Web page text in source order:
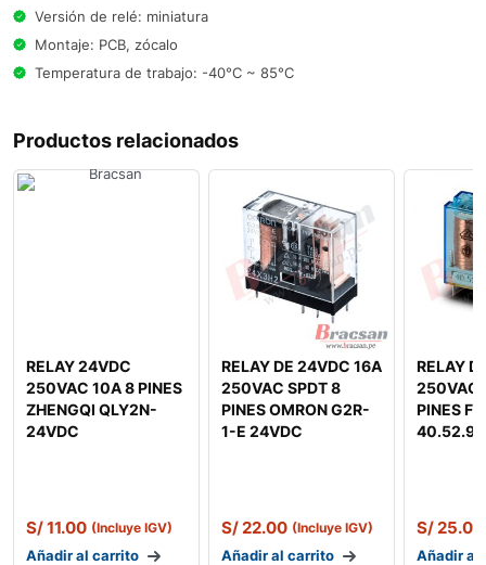
Versión de relé: miniatura
Montaje: PCB, zócalo
Temperatura de trabajo: -40°C ~ 85°C
Productos relacionados
RELAY 24VDC
250VAC 10A 8 PINES
ZHENGQI QLY2N-
24VDC
S/11.00 (Incluye IGV)
Añadir al carrito
RELAY DE 24VDC 16A
250VAC SPDT 8
PINES OMRON G2R-
1-E 24VDC
S/22.00 (Incluye IGV)
Añadir al carrito
RELAY
250VAC
PINES
S/25.00
Añadir al